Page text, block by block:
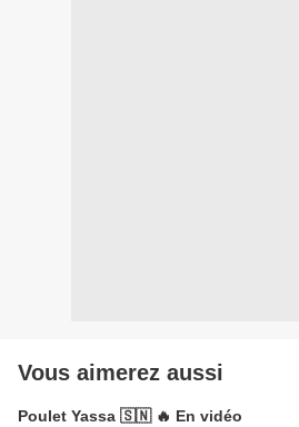
Vous aimerez aussi
Poulet Yassa 🇸🇳 🔥 En vidéo